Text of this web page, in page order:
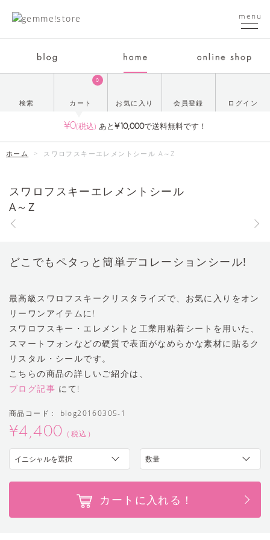
menu
検索 カート
0
お気に入り 会員登録 ログイン
¥0(税込) あと¥10,000で送料無料です！
ホーム > スワロフスキーエレメントシール A～Z
スワロフスキーエレメントシール
A～Z
どこでもペタっと簡単デコレーションシール!
最高級スワロフスキークリスタライズで、お気に入りをオン
リーワンアイテムに!
スワロフスキー・エレメントと工業用粘着シートを用いた、
スマートフォンなどの硬質で表面がなめらかな素材に貼るク
リスタル・シールです。
こちらの商品の詳しいご紹介は、
ブログ記事 にて!
商品コード : blog20160305-1
¥4,400 （税込）
カートに入れる！